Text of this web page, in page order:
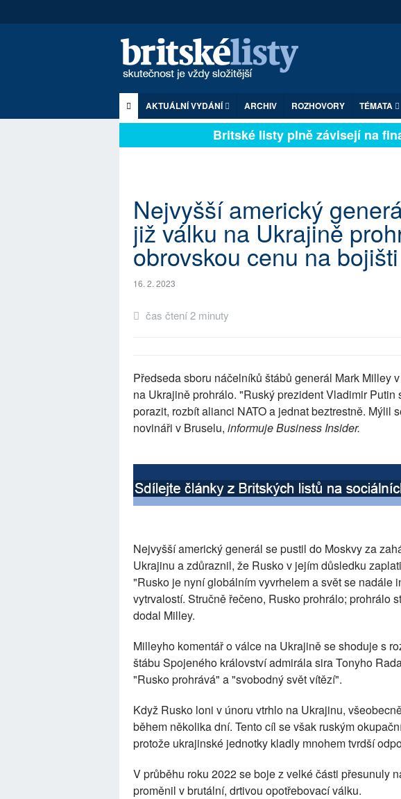
AKTUÁLNÍ VYDÁNÍ ARCHIV ROZHOVORY TÉMATA
Britské listy plně závisejí na
Nejvyšší americký
již válku na Ukrajině
obrovskou cenu na bojišti
16. 2. 2023
čas čtení 2 minuty
Předseda sboru náčelníků štábů generál Mark Milley
na Ukrajině prohrálo. "Ruský prezident Vladimir
porazit, rozbít alianci NATO a jednat beztrestně. Mýlil
novináři v Bruselu, informuje Business Insider.
Nejvyšší americký generál se pustil do Moskvy za
Ukrajinu a zdůraznil, že Rusko v jejím důsledku
"Rusko je nyní globálním vyvrhelem a svět se nadále
vytrvalostí. Stručně řečeno, Rusko prohrálo; prohrálo
dodal Milley.
Milleyho komentář o válce na Ukrajině se shoduje s
štábu Spojeného království admirála sira Tonyho
"Rusko prohrává" a "svobodný svět vítězí".
Když Rusko loni v únoru vtrhlo na Ukrajinu,
během několika dní. Tento cíl se však ruským
protože ukrajinské jednotky kladly mnohem tvrdší
V průběhu roku 2022 se boje z velké části přesunuly
proměnil v brutální, drtivou opotřebovací válku.